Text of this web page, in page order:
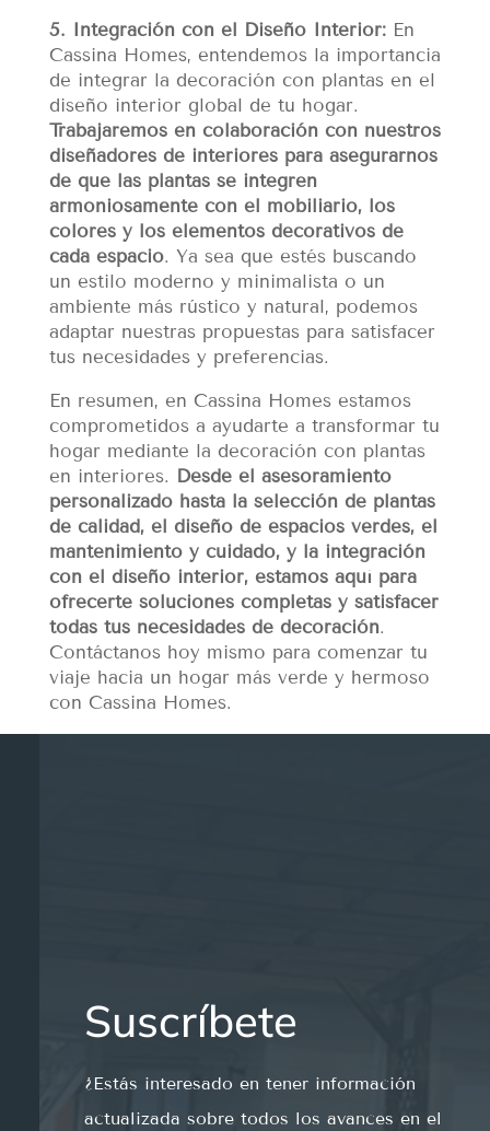
5. Integración con el Diseño Interior:En
Cassina Homes, entendemos la importancia
de integrar la decoración con plantas en el
diseño interior global de tu hogar.
Trabajaremos en colaboración con nuestros
diseñadores de interiores para asegurarnos
de que las plantas se integren
armoniosamente con el mobiliario, los
colores y los elementos decorativos de
cada espacio. Ya sea que estés buscando
un estilo moderno y minimalista o un
ambiente más rústico y natural, podemos
adaptar nuestras propuestas para satisfacer
tus necesidades y preferencias.
En resumen, en Cassina Homes estamos
comprometidos a ayudarte a transformar tu
hogar mediante la decoración con plantas
en interiores. Desde el asesoramiento
personalizado hasta la selección de plantas
de calidad, el diseño de espacios verdes, el
mantenimiento y cuidado, y la integración
con el diseño interior, estamos aquí para
ofrecerte soluciones completas y satisfacer
todas tus necesidades de decoración.
Contáctanos hoy mismo para comenzar tu
viaje hacia un hogar más verde y hermoso
con Cassina Homes.
Suscríbete
¿Estás interesado en tener información
actualizada sobre todos los avances en el